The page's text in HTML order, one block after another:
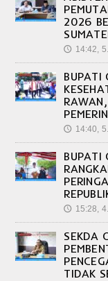
2026
🕔 14:42,
BUPATI
🕔 14:40,
BUPATI
🕔 15:28,
SEKDA
TIDAK